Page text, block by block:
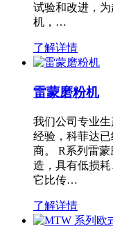
试验和改进，
机，…
了解详情
雷蒙磨粉机
我们公司专业
经验，科菲达
商。 R系列雷
造，具有低损
它比传…
了解详情